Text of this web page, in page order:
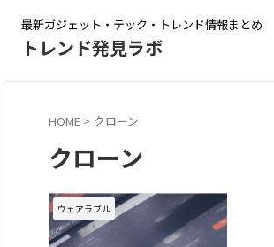
最新ガジェット・テック・トレンド情報まとめ
トレンド発見ラボ
HOME > クローン
クローン
ウェアラブル